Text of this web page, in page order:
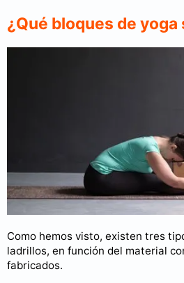
¿Qué bloques de yoga
Como hemos visto, existen tres
ladrillos, en función del material
fabricados.